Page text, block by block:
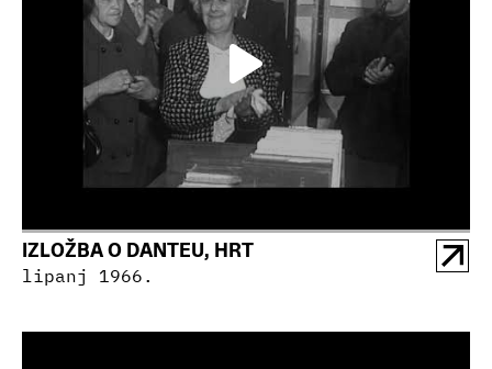
IZLOŽBA O DANTEU, HRT
lipanj 1966.